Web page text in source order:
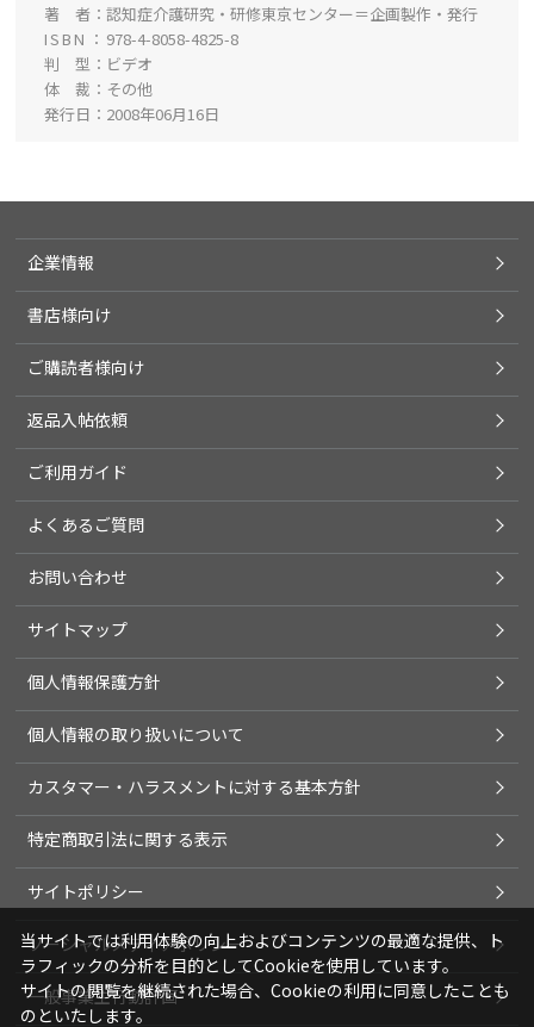
著 者
認知症介護研究・研修東京センター＝企画製作・発行
ISBN
978-4-8058-4825-8
判 型
ビデオ
体 裁
その他
発行日
2008年06月16日
企業情報
書店様向け
ご購読者様向け
返品入帖依頼
ご利用ガイド
よくあるご質問
お問い合わせ
サイトマップ
個人情報保護方針
個人情報の取り扱いについて
カスタマー・ハラスメントに対する基本方針
特定商取引法に関する表示
サイトポリシー
ソーシャルメディアポリシー
一般事業主行動計画
当サイトでは利用体験の向上およびコンテンツの最適な提供、ト
ラフィックの分析を目的としてCookieを使用しています。
サイトの閲覧を継続された場合、Cookieの利用に同意したことも
のといたします。